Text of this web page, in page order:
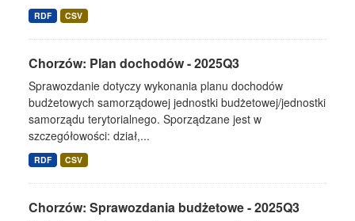
RDF CSV
Chorzów: Plan dochodów - 2025Q3
Sprawozdanie dotyczy wykonania planu dochodów
budżetowych samorządowej jednostki budżetowej/jednostki
samorządu terytorialnego. Sporządzane jest w
szczegółowości: dział,...
RDF CSV
Chorzów: Sprawozdania budżetowe - 2025Q3